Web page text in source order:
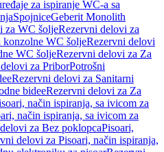
za ispiranje WC-a sa
SpojniceGeberit Monolith
za WC šoljeRezervni delovi za
konzolne WC šoljeRezervni delovi
WC šoljeRezervni delovi za Za
za PriborPotrošni
Rezervni delovi za Sanitarni
bideeRezervni delovi za Za
način ispiranja, sa ivicom za
način ispiranja, sa ivicom za
za Bez poklopcaPisoari,
delovi za Pisoari, način ispiranja,